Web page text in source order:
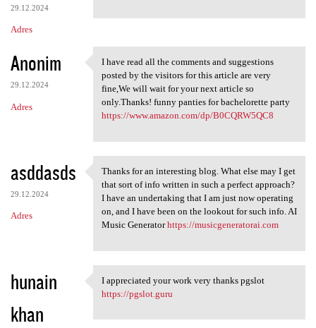
29.12.2024
Adres
Anonim
29.12.2024
Adres
I have read all the comments
I have read all the comments and suggestions
posted by the visitors for this article are very
fine,We will wait for your next article so
only.Thanks! funny panties for bachelorette party
https://www.amazon.com/dp/B0CQRW5QC8
asddasds
29.12.2024
Adres
Thanks for an interesting
Thanks for an interesting blog. What else may I get
that sort of info written in such a perfect approach?
I have an undertaking that I am just now operating
on, and I have been on the lookout for such info. AI
Music Generatorhttps://musicgeneratorai.com
hunain
khan
I appreciated your work very
I appreciated your work very thanks pgslot
https://pgslot.guru